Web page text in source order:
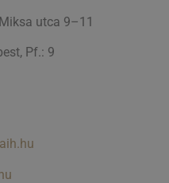
utca 9–11
Pf.: 9